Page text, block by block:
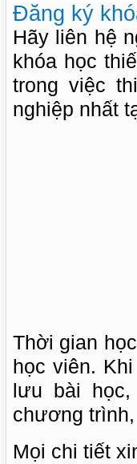
Đăng ký
Hãy liên hệ
khóa học
trong việc
nghiệp nhất
Thời gian
học viên.
lưu bài
chương
Mọi chi tiết